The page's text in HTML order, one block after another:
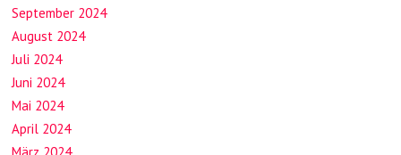
September 2024
August 2024
Juli 2024
Juni 2024
Mai 2024
April 2024